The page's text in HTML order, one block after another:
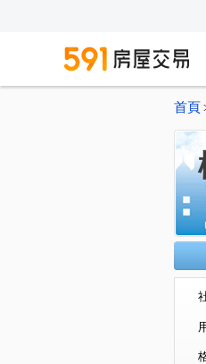
首頁